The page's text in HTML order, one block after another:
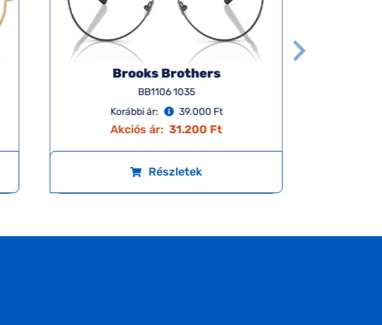
Brooks Brothers
BB1106 1035
Korábbi ár:
39.000 Ft
Akciós ár: 31.200 Ft
Részletek